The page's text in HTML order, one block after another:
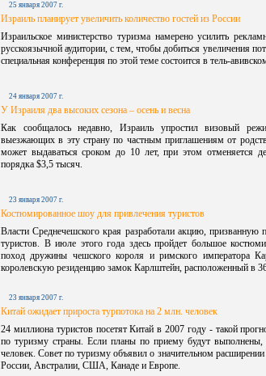
25 января 2007 г.
Израиль планирует увеличить количество гостей из России
Израильское министерство туризма намерено усилить
русскоязычной аудитории, с тем, чтобы добиться увеличения
специальная конференция по этой теме состоится в тель-
24 января 2007 г.
У Израиля два высоких сезона – осень и весна
Как сообщалось недавно, Израиль упростил визовый
выезжающих в эту страну по частным приглашениям от
может выдаваться сроком до 10 лет, при этом отменяется
порядка $3,5 тысяч.
23 января 2007 г.
Костюмированное шоу для привлечения туристов
Власти Среднечешского края разработали акцию, призванную
туристов. В июле этого года здесь пройдет большое
поход дружины чешского короля и римского императора
королевскую резиденцию замок Карлштейн, расположенный в
23 января 2007 г.
Китай ожидает прироста турпотока на 2 млн. человек
24 миллиона туристов посетят Китай в 2007 году - такой
по туризму страны. Если планы по приему будут выполнены,
человек. Совет по туризму объявил о значительном
России, Австралии, США, Канаде и Европе.